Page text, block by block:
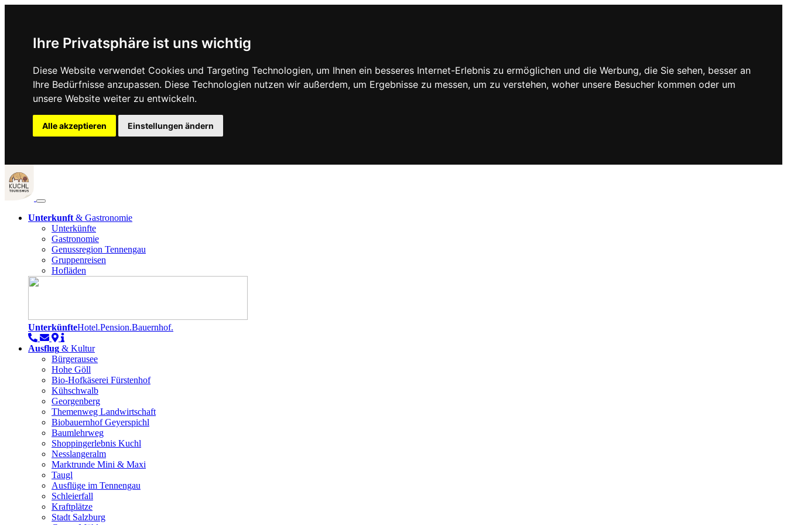
Ihre Privatsphäre ist uns wichtig
Diese Website verwendet Cookies und Targeting Technologien, um Ihnen ein besseres Internet-Erlebnis zu ermöglichen und die Werbung, die Sie sehen, besser an
Ihre Bedürfnisse anzupassen. Diese Technologien nutzen wir außerdem, um Ergebnisse zu messen, um zu verstehen, woher unsere Besucher kommen oder um
unsere Website weiter zu entwickeln.
Alle akzeptieren Einstellungen ändern
Unterkunft& Gastronomie
Unterkünfte
Gastronomie
Genussregion Tennengau
Gruppenreisen
Hofläden
UnterkünfteHotel.Pension.Bauernhof.
Ausflug & Kultur
Bürgerausee
Hohe Göll
Bio-Hofkäserei Fürstenhof
Kühschwalb
Georgenberg
Themenweg Landwirtschaft
Biobauernhof Geyerspichl
Baumlehrweg
Shoppingerlebnis Kuchl
Nesslangeralm
Marktrunde Mini & Maxi
Taugl
Ausflüge im Tennengau
Schleierfall
Kraftplätze
Stadt Salzburg